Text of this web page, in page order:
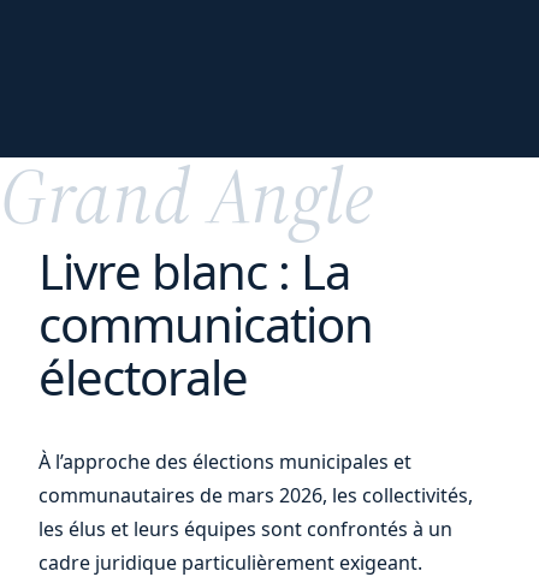
Grand Angle
Livre blanc : La
communication
électorale
À l’approche des élections municipales et
communautaires de mars 2026, les collectivités,
les élus et leurs équipes sont confrontés à un
cadre juridique particulièrement exigeant.